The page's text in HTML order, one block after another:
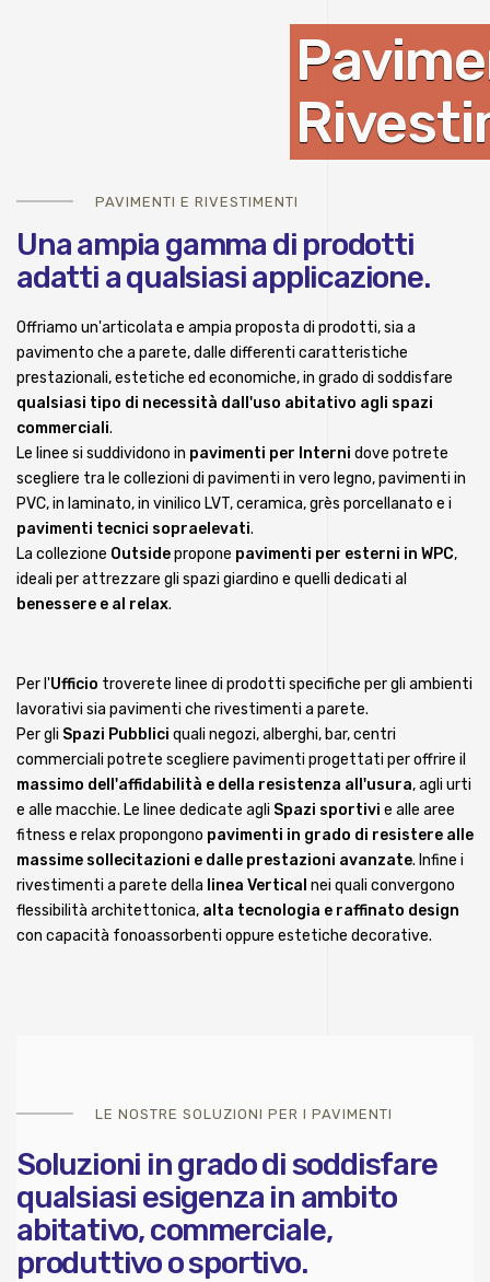
PAVIMENTI E RIVESTIMENTI
Una ampia gamma di prodotti
adatti a qualsiasi applicazione.
Offriamo un'articolata e ampia proposta di prodotti, sia a
pavimento che a parete, dalle differenti caratteristiche
prestazionali, estetiche ed economiche, in grado di soddisfare
qualsiasi tipo di necessità dall'uso abitativo agli spazi
commerciali.
Le linee si suddividono in pavimenti per Interni dove potrete
scegliere tra le collezioni di pavimenti in vero legno, pavimenti in
PVC, in laminato, in vinilico LVT, ceramica, grès porcellanato e i
pavimenti tecnici sopraelevati.
La collezione Outsidepropone pavimenti per esterni in WPC,
ideali per attrezzare gli spazi giardino e quelli dedicati al
benessere e al relax.
Per l'Ufficio troverete linee di prodotti specifiche per gli ambienti
lavorativi sia pavimenti che rivestimenti a parete.
Per gli Spazi Pubblici quali negozi, alberghi, bar, centri
commerciali potrete scegliere pavimenti progettati per offrire il
massimo dell'affidabilità e della resistenza all'usura, agli urti
e alle macchie. Le linee dedicate agli Spazi sportivi e alle aree
fitness e relax propongono pavimenti in grado di resistere alle
massime sollecitazioni e dalle prestazioni avanzate. Infine i
rivestimenti a parete della linea Vertical nei quali convergono
flessibilità architettonica, alta tecnologia e raffinato design
con capacità fonoassorbenti oppure estetiche decorative.
LE NOSTRE SOLUZIONI PER I PAVIMENTI
Soluzioni in grado di soddisfare
qualsiasi esigenza in ambito
abitativo, commerciale,
produttivo o sportivo.